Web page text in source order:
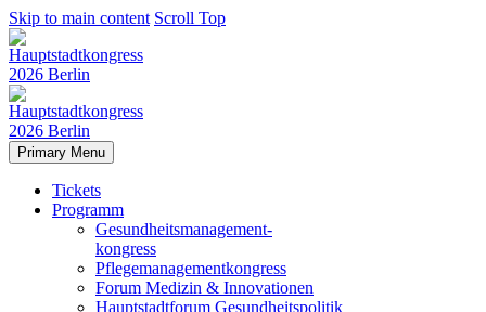
Skip to main content Scroll Top
Primary Menu
Tickets
Programm
Gesundheitsmanagement-
kongress
Pflegemanagementkongress
Forum Medizin & Innovationen
Hauptstadtforum Gesundheitspolitik